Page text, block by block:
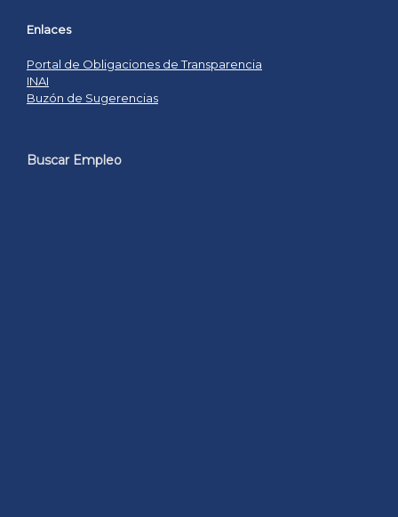
Enlaces
Portal de Obligaciones de Transparencia
INAI
Buzón de Sugerencias
Buscar Empleo